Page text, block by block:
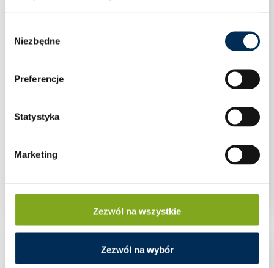
zgody
Niezbędne
Preferencje
Statystyka
Marketing
Zezwól na wszystkie
Zezwól na wybór
Rotenso Aquami Split 6kW Komplet